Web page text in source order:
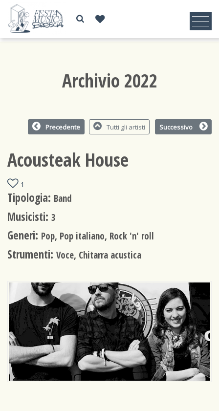
Archivio 2022
Precedente Tutti gli artisti Successivo
Acousteak House
1
Tipologia: Band
Musicisti: 3
Generi: Pop, Pop italiano, Rock 'n' roll
Strumenti: Voce, Chitarra acustica